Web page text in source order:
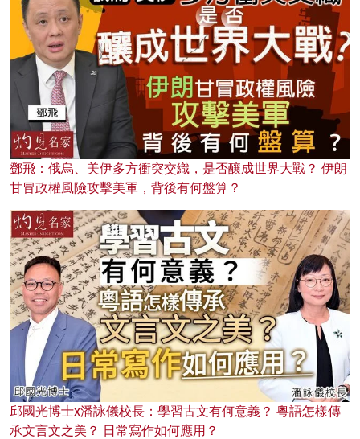
鄧飛：俄烏、美伊多方衝突交織，是否釀成世界大戰？ 伊朗
甘冒政權風險攻擊美軍，背後有何盤算？
邱國光博士x潘詠儀校長：學習古文有何意義？ 粵語怎樣傳
承文言文之美？ 日常寫作如何應用？